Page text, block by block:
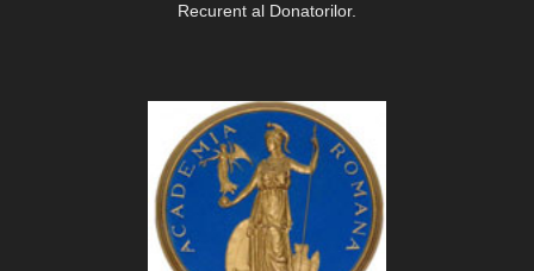
Recurent al Donatorilor.